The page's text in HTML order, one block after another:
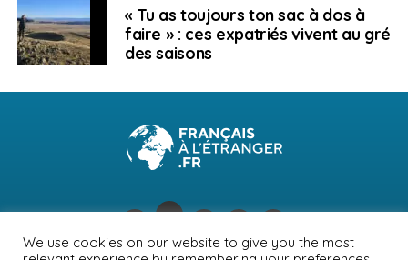
« Tu as toujours ton sac à dos à
faire » : ces expatriés vivent au gré
des saisons
We use cookies on our website to give you the most